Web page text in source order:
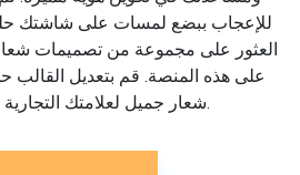
للإعجاب ببضع لمسات على شاشتك
العثور على مجموعة من تصميمات
على هذه المنصة. قم بتعديل
شعار جميل لعلامتك التجارية في وقت قصير.